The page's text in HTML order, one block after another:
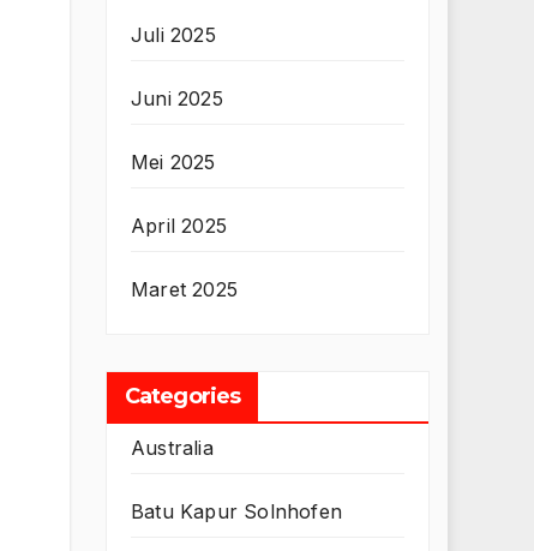
Juli 2025
Juni 2025
Mei 2025
April 2025
Maret 2025
Categories
Australia
Batu Kapur Solnhofen